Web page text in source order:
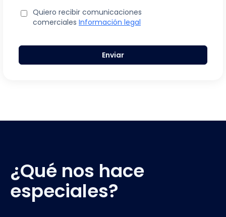
Quiero recibir comunicaciones
comerciales Información legal
Enviar
¿Qué nos hace
especiales?